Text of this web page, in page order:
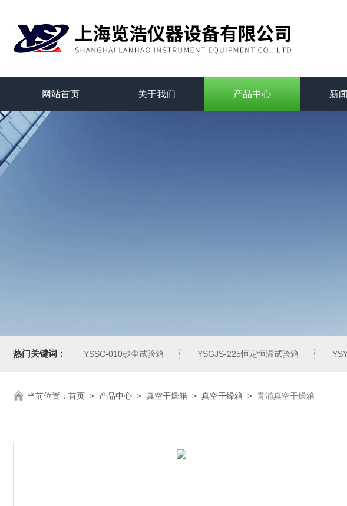
网站首页 关于我们 产品中心 新
热门关键词： YSSC-010砂尘试验箱 YSGJS-225恒定恒温试验箱
当前位置： 首页 > 产品中心 > 真空干燥箱 > 真空干燥箱 > 青浦真空干燥箱